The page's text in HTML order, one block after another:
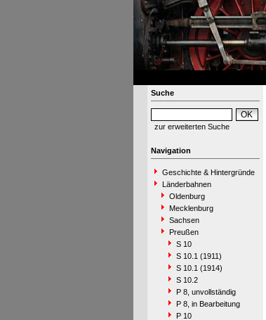
Suche
zur erweiterten Suche
Navigation
Geschichte & Hintergründe
Länderbahnen
Oldenburg
Mecklenburg
Sachsen
Preußen
S 10
S 10.1 (1911)
S 10.1 (1914)
S 10.2
P 8, unvollständig
P 8, in Bearbeitung
P 10